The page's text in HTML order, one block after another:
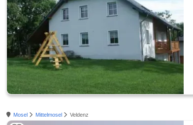
Mosel Mittelmosel Veldenz